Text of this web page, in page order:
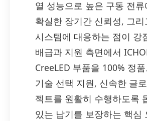
열 성능으로 높은 구동 전
확실한 장기간 신뢰성, 그
시스템에 대응하는 점이 강
배급과 지원 측면에서
CreeLED 부품을 100% 정
기술 선택 지원, 신속한 글
젝트를 원활히 수행하도록
있는 납기를 보장하는 핵심